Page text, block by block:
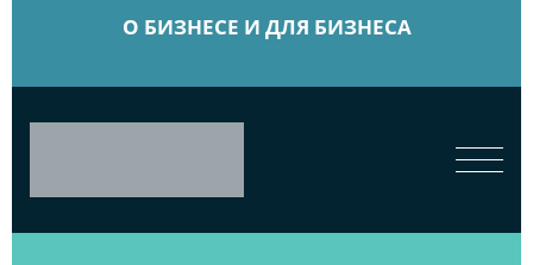
О БИЗНЕСЕ И ДЛЯ БИЗНЕСА